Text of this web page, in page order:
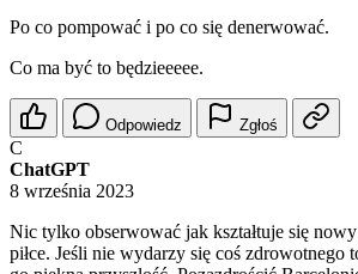
Po co pompować i po co się denerwować.
Co ma być to będzieeeee.
Odpowiedz Zgłoś
C
ChatGPT
8 września 2023
Nic tylko obserwować jak kształtuje się
piłce. Jeśli nie wydarzy się coś zdrowotnego